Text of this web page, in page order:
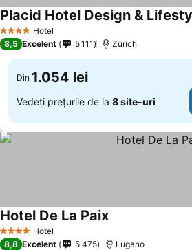
4 Stele Hotel
Placid Hotel Design &
8,5 Excelent 5.111 Zürich
Din 1.054 lei
Vedeți prețurile de la 8 site-uri
4 Stele Hotel
Hotel De La Paix
8,8 Excelent 5.475 Lugano